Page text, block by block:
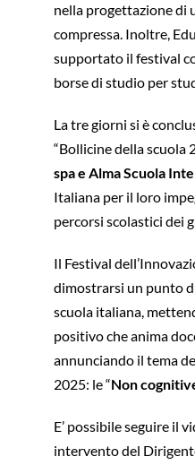
nella progettazione di
compressa. Inoltre,
supportato il festival
borse di studio per
La tre giorni si è
“Bollicine della scuola
spa e Alma Scuola
Italiana per il loro
percorsi scolastici dei
Il Festival
dimostrarsi un punto
scuola italiana,
positivo che anima
annunciando il tema
2025: le “Non
E’ possibile seguire il
intervento del